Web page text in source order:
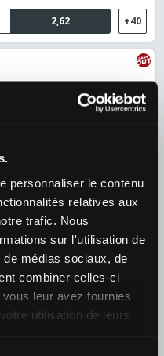
personnaliser le contenu
relatives aux
trafic. Nous
sur l'utilisation de
médias sociaux, de
combiner celles-ci
leur avez fournies
utilisation de leurs
2,62 +40
(RUS)
(JPN)
1,40
Eala (PHI)